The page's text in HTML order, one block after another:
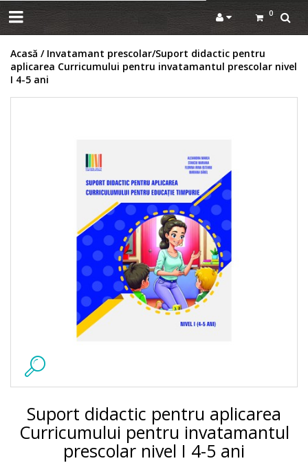
0
Acasă Invatamant prescolar Suport didactic pentru
aplicarea Curricumului pentru invatamantul prescolar nivel
I 4-5 ani
Suport didactic pentru aplicarea
Curricumului pentru invatamantul
prescolar nivel I 4-5 ani